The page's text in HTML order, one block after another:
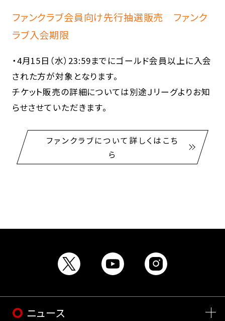
ファンクラブ会員向け先行抽選販売 ファンク
ラブ入会期限
・4月15日（水）23:59までにゴールド会員以上に入会
された方が対象となります。
チケット販売の詳細については別途Ｊリーグよりお知
らせさせていただきます。
ファンクラブについて詳しくはこち
ら
ニュース